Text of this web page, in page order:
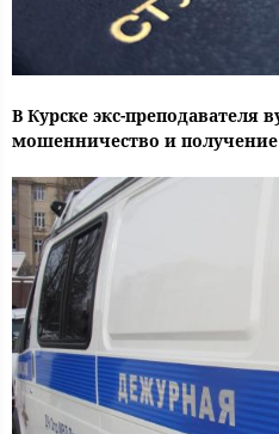
В Курске экс-преподавателя
мошенничество и получение